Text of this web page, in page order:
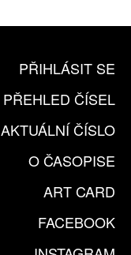
PŘIHLÁSIT SE
PŘEHLED ČÍSEL
AKTUÁLNÍ ČÍSLO
O ČASOPISE
ART CARD
FACEBOOK